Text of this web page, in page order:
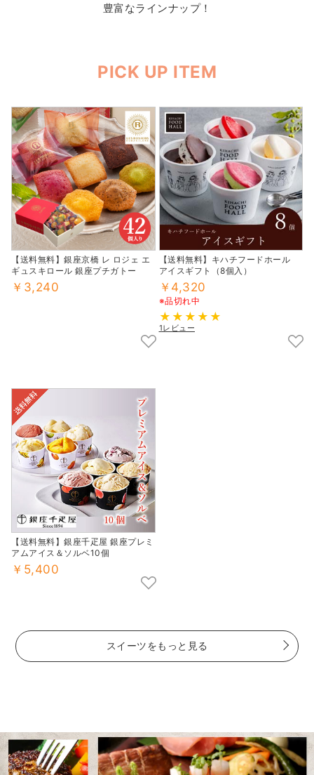
豊富なラインナップ！
PICK UP ITEM
【送料無料】銀座京橋 レ ロジェ エ
ギュスキロール 銀座プチガトー
￥3,240
【送料無料】キハチフードホール
アイスギフト（8個入）
￥4,320
※品切れ中
1レビュー
【送料無料】銀座千疋屋 銀座プレミ
アムアイス＆ソルベ10個
￥5,400
スイーツをもっと見る